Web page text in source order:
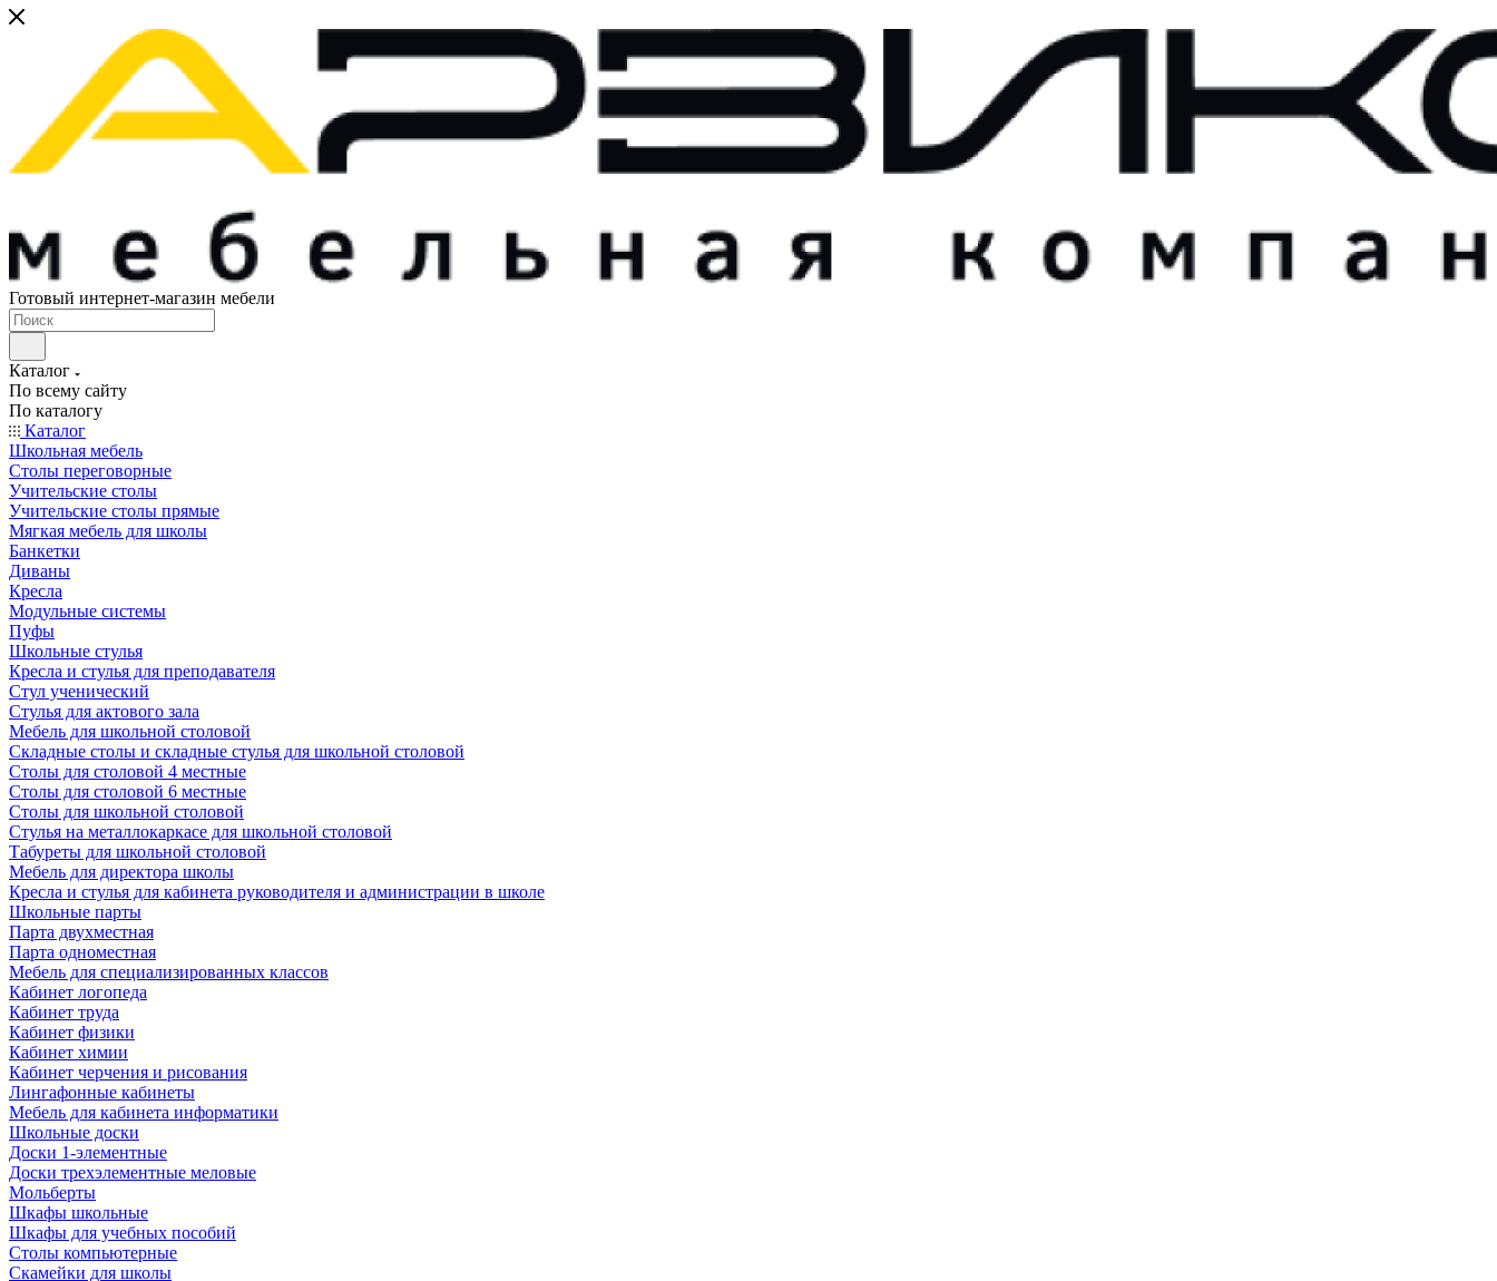
Готовый интернет-магазин мебели
Каталог
По всему сайту
По каталогу
Каталог
Школьная мебель
Столы переговорные
Учительские столы
Учительские столы прямые
Мягкая мебель для школы
Банкетки
Диваны
Кресла
Модульные системы
Пуфы
Школьные стулья
Кресла и стулья для преподавателя
Стул ученический
Стулья для актового зала
Мебель для школьной столовой
Складные столы и складные стулья для школьной столовой
Столы для столовой 4 местные
Столы для столовой 6 местные
Столы для школьной столовой
Стулья на металлокаркасе для школьной столовой
Табуреты для школьной столовой
Мебель для директора школы
Кресла и стулья для кабинета руководителя и администрации в школе
Школьные парты
Парта двухместная
Парта одноместная
Мебель для специализированных классов
Кабинет логопеда
Кабинет труда
Кабинет физики
Кабинет химии
Кабинет черчения и рисования
Лингафонные кабинеты
Мебель для кабинета информатики
Школьные доски
Доски 1-элементные
Доски трехэлементные меловые
Мольберты
Шкафы школьные
Шкафы для учебных пособий
Столы компьютерные
Скамейки для школы